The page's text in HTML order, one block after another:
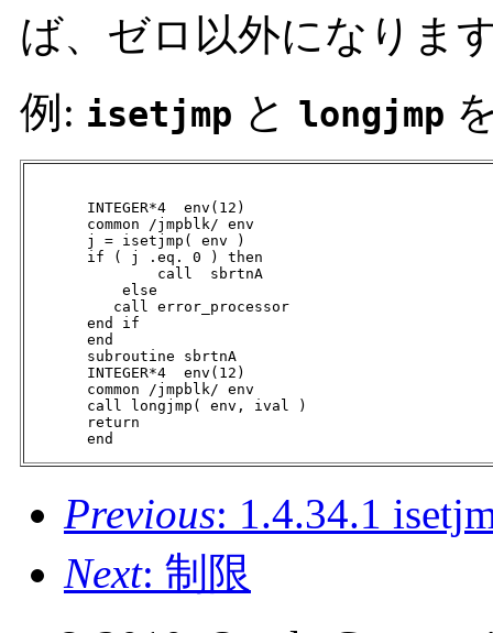
ば、ゼロ以外になりま
例: isetjmp と longjmp
       INTEGER*4  env(12)
       common /jmpblk/ env
       j = isetjmp( env )
       if ( j .eq. 0 ) then
               call  sbrtnA
           else
          call error_processor
       end if
       end
       subroutine sbrtnA
       INTEGER*4  env(12)
       common /jmpblk/ env
       call longjmp( env, ival )
       return
       end
Previous: 1.4.34.1
Next: 制限